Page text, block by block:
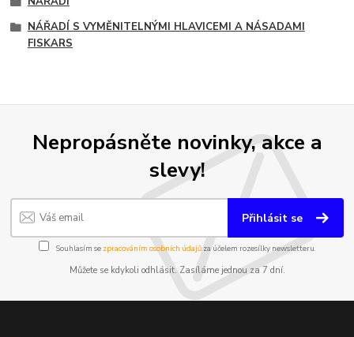
NÁŘADÍ S VYMĚNITELNÝMI HLAVICEMI A NÁSADAMI
FISKARS
Nepropásněte novinky, akce a
slevy!
Přihlásit se
Souhlasím se zpracováním osobních údajůza účelem rozesílky newsletteru.
Můžete se kdykoli odhlásit. Zasíláme jednou za 7 dní.